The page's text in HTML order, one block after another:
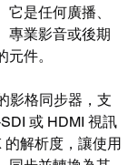
是任何廣播、
專業影音或後期
件。
影格同步器，支
或 HDMI 視訊
的解析度，讓使用